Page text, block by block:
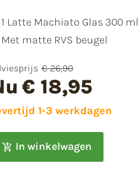
1 Latte Machiato Glas 300 ml
Met matte RVS beugel
€ 26,90
€ 18,95
1-3 werkdagen
In winkelwagen